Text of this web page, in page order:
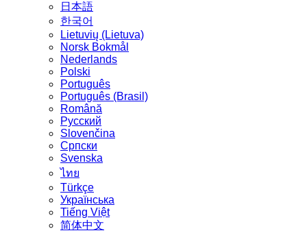
日本語
한국어
Lietuvių (Lietuva)
‪Norsk Bokmål‬
Nederlands
Polski
Português
Português (Brasil)
Română
Русский
Slovenčina
Српски
Svenska
ไทย
Türkçe
Українська
Tiếng Việt
简体中文